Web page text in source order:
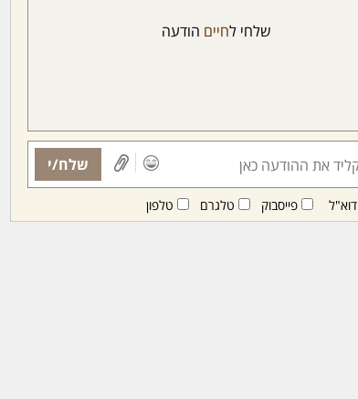
שלחי לחיים הודעה
שלח/י
דוא"ל פייסבוק טלגרם טלפון